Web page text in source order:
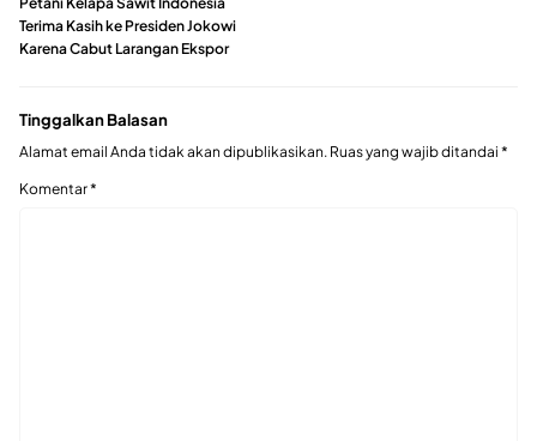
Terima Kasih ke Presiden Jokowi
Karena Cabut Larangan Ekspor
Tinggalkan Balasan
Alamat email Anda tidak akan dipublikasikan. Ruas yang wajib ditandai *
Komentar*